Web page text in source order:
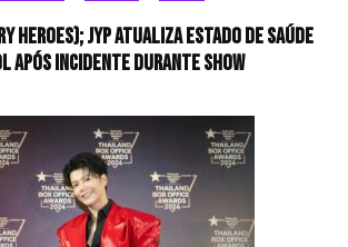
Heroes); JYP atualiza estado de saúde
após incidente durante show